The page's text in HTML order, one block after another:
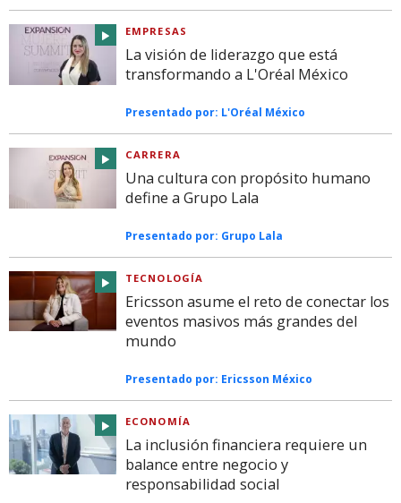
EMPRESAS
La visión de liderazgo que está
transformando a L'Oréal México
Presentado por: L'Oréal México
CARRERA
Una cultura con propósito humano
define a Grupo Lala
Presentado por: Grupo Lala
TECNOLOGÍA
Ericsson asume el reto de conectar los
eventos masivos más grandes del
mundo
Presentado por: Ericsson México
ECONOMÍA
La inclusión financiera requiere un
balance entre negocio y
responsabilidad social